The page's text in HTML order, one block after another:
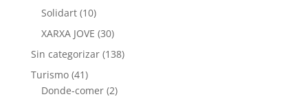
Solidart(10)
XARXA JOVE (30)
Sin categorizar(138)
Turismo(41)
Donde-comer(2)